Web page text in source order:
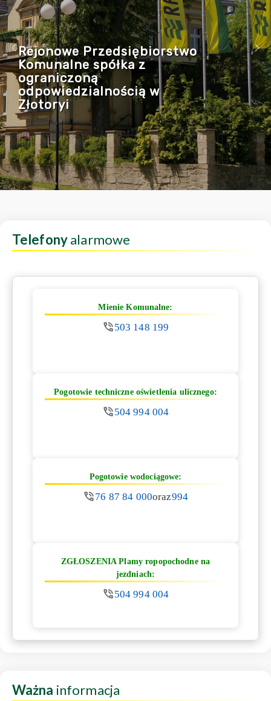
Rejonowe Przedsiębiorstwo
Komunalne spółka z
ograniczoną
odpowiedzialnością w
Złotoryi
Telefonyalarmowe
Mienie Komunalne:
503 148 199
Pogotowie techniczne oświetlenia ulicznego:
504 994 004
Pogotowie wodociągowe:
76 87 84 000oraz994
ZGŁOSZENIA Plamy ropopochodne na
jezdniach:
504 994 004
Ważna informacja